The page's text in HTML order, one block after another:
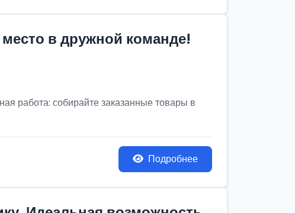
в дружной команде!
работа: собирайте заказанные товары в
Подробнее